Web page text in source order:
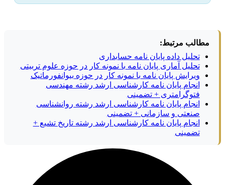
مطالب مرتبط:
تحلیل داده پایان نامه حسابداری
تحلیل آماری پایان نامه با نمونه کار در حوزه علوم تربیتی
ویرایش پایان نامه با نمونه کار در حوزه بیوانفورماتیک
انجام پایان نامه کارشناسی ارشد رشته مهندسی
فتوگرامتری + تضمینی
انجام پایان نامه کارشناسی ارشد رشته روانشناسی
صنعتی و سازمانی + تضمینی
انجام پایان نامه کارشناسی ارشد رشته تاریخ تشیع +
تضمینی